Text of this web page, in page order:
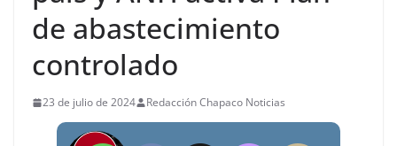
de abastecimiento
controlado
23 de julio de 2024 Redacción Chapaco Noticias